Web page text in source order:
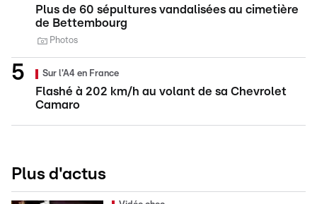
Plus de 60 sépultures vandalisées au cimetière
de Bettembourg
Photos
Sur l'A4 en France
Flashé à 202 km/h au volant de sa Chevrolet
Camaro
Plus d'actus